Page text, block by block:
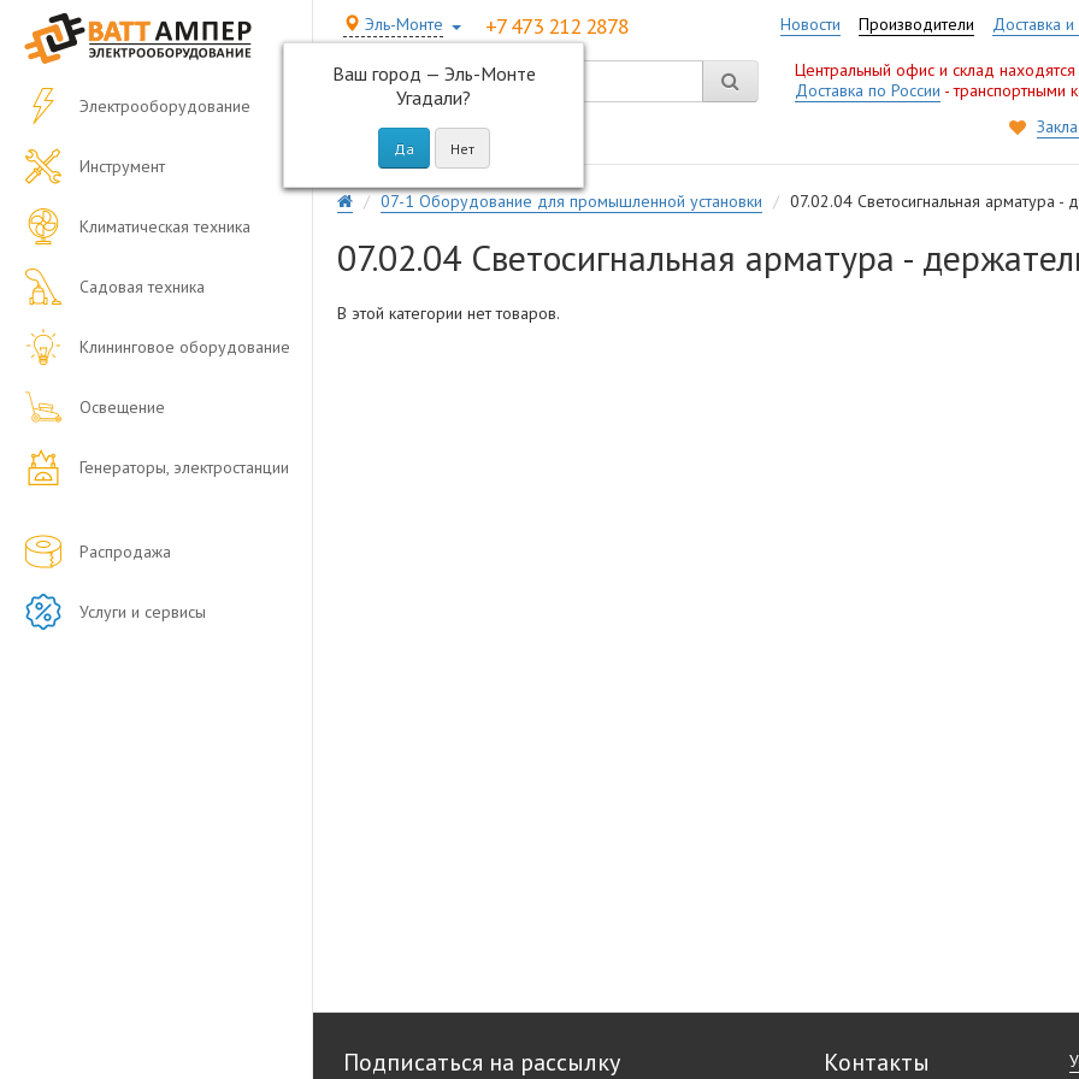
Эль-Монте
Ваш город — Эль-Монте
Угадали?
+7 473 212 2878 Доставка и
Производители
Новости
Центральный офис и склад
Доставка по России - транспортными
Электрооборудование
Инструмент
Климатическая техника
Садовая техника
Клининговое оборудование
Освещение
Генераторы, электростанции
Распродажа
Услуги и сервисы
07-1 Оборудование для промышленной установки 07.02.04 Светосигнальная арматура -
07.02.04 Светосигнальная арматура -
В этой категории нет товаров.
Подписаться на рассылку Контакты